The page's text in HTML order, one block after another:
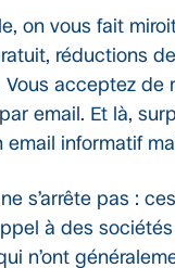
on vous fait
réductions
Vous acceptez de
email. Et là,
email informatif
s’arrête pas :
à des
n’ont